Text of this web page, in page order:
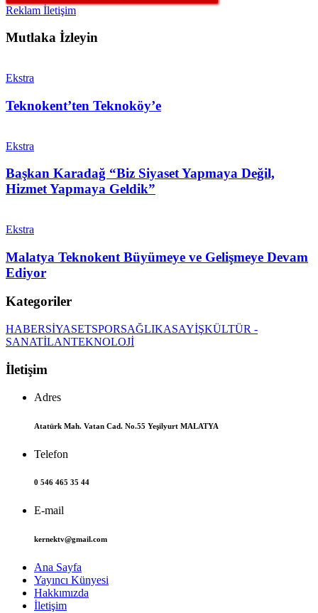
Reklam İletişim
Mutlaka İzleyin
Ekstra
Teknokent’ten Teknoköy’e
Ekstra
Başkan Karadağ “Biz Siyaset Yapmaya Değil,
Hizmet Yapmaya Geldik”
Ekstra
Malatya Teknokent Büyümeye ve Gelişmeye Devam
Ediyor
Kategoriler
HABERSİYASETSPORSAĞLIKASAYİŞKÜLTÜR -
SANATİLANTEKNOLOJİ
İletişim
Adres
Atatürk Mah. Vatan Cad. No.55 Yeşilyurt MALATYA
Telefon
0 546 465 35 44
E-mail
kernektv@gmail.com
Ana Sayfa
Yayıncı Künyesi
Hakkımızda
İletişim